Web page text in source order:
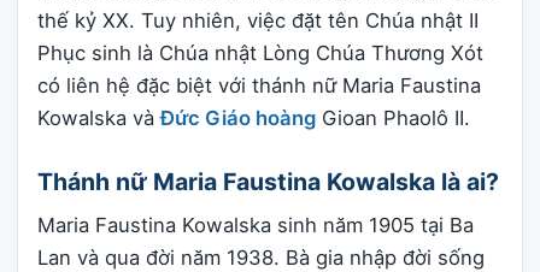
thế kỷ XX. Tuy nhiên, việc đặt tên Chúa nhật II
Phục sinh là Chúa nhật Lòng Chúa Thương Xót
có liên hệ đặc biệt với thánh nữ Maria Faustina
Kowalska vàĐức Giáo hoàng Gioan Phaolô II.
Thánh nữ Maria Faustina Kowalska là ai?
Maria Faustina Kowalska sinh năm 1905 tại Ba
Lan và qua đời năm 1938. Bà gia nhập đời sống